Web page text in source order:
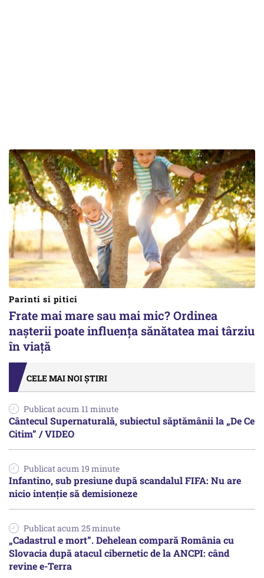
Parinti si pitici
Frate mai mare sau mai mic? Ordinea
nașterii poate influența sănătatea mai târziu
în viață
CELE MAI NOI ȘTIRI
Publicat acum 11 minute
Cântecul Supernaturală, subiectul săptămânii la „De Ce
Citim” / VIDEO
Publicat acum 19 minute
Infantino, sub presiune după scandalul FIFA: Nu are
nicio intenție să demisioneze
Publicat acum 25 minute
„Cadastrul e mort”. Dehelean compară România cu
Slovacia după atacul cibernetic de la ANCPI: când
revine e-Terra